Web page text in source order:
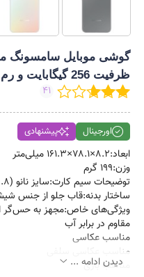
ظرفیت 256 گیگابایت و رم 8 گیگابایت(ویتنام)
41
اورجینال پیشنهادی
ابعاد:۸.۲×۷۸.۱×۱۶۱.۳ میلی‌متر
وزن:۱۹۹ گرم
توضیحات سیم کارت:سایز نانو (۸.۸ × ۱۲.۳ میلی‌متر)
ساختار بدنه:قاب جلو از جنس
ویژگی‌های خاص:مجهز به حس‌گر
مقاوم در برابر آب
مناسب عکاسی
مناسب عکاسی سلفی
مناسب بازی
دیدن ادامه ...